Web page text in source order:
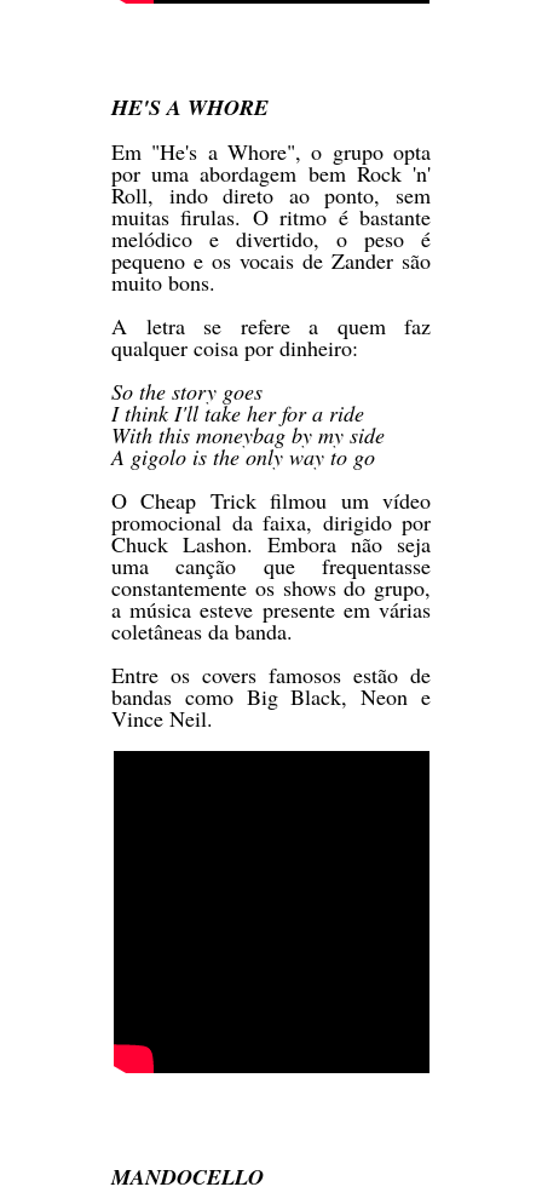
HE'S A WHORE
Em "He's a Whore", o grupo opta
por uma abordagem bem Rock 'n'
Roll, indo direto ao ponto, sem
muitas firulas. O ritmo é bastante
melódico e divertido, o peso é
pequeno e os vocais de Zander são
muito bons.
A letra se refere a quem faz
qualquer coisa por dinheiro:
So the story goes
I think I'll take her for a ride
With this moneybag by my side
A gigolo is the only way to go
O Cheap Trick filmou um vídeo
promocional da faixa, dirigido por
Chuck Lashon. Embora não seja
uma canção que frequentasse
constantemente os shows do grupo,
a música esteve presente em várias
coletâneas da banda.
Entre os covers famosos estão de
bandas como Big Black, Neon e
Vince Neil.
MANDOCELLO